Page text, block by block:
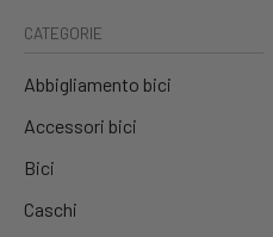
CATEGORIE
Abbigliamento bici
Accessori bici
Bici
Caschi